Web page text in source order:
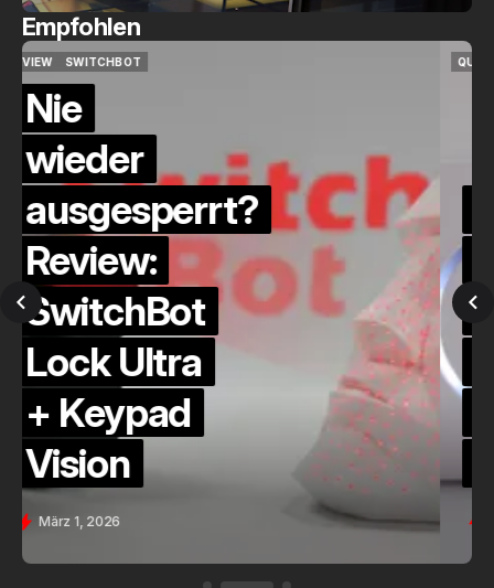
Empfohlen
QUICKCHECK
Die Alexa-
Alternative?
QuickCheck:
Home
Assistant
Voice (PE)
Feb. 9, 2026